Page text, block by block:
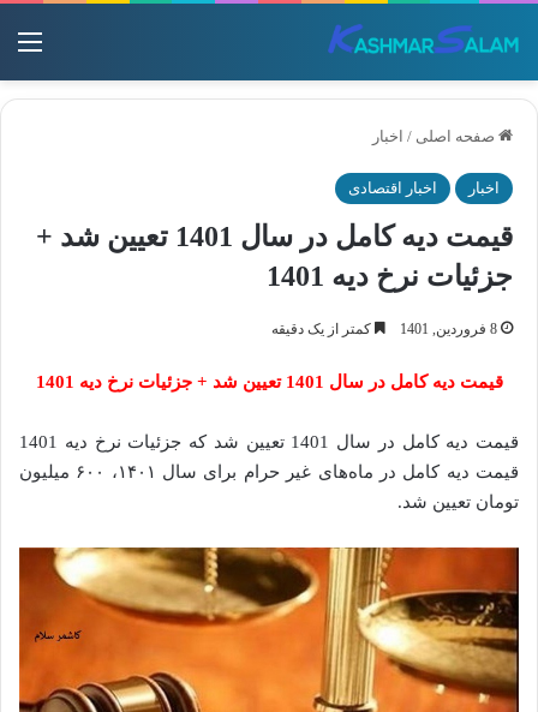
صفحه اصلی / اخبار
اخبار اخبار اقتصادی
قیمت دیه کامل در سال 1401 تعیین شد +
جزئیات نرخ دیه 1401
8 فروردین, 1401 کمتر از یک دقیقه
قیمت دیه کامل در سال 1401 تعیین شد + جزئیات نرخ دیه 1401
قیمت دیه کامل در سال 1401 تعیین شد که جزئیات نرخ دیه 1401
قیمت دیه کامل در ماه‌های غیر حرام برای سال ۱۴۰۱، ۶۰۰ میلیون
تومان تعیین شد.